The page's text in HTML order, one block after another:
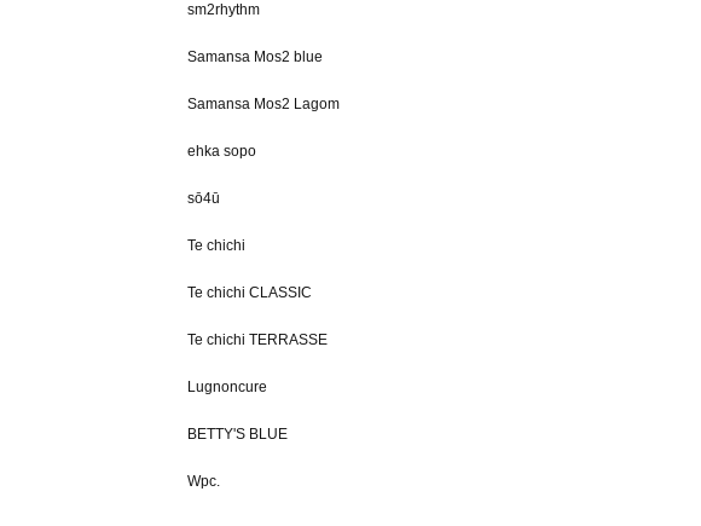
sm2rhythm
Samansa Mos2 blue
Samansa Mos2 Lagom
ehka sopo
sō4ū
Te chichi
Te chichi CLASSIC
Te chichi TERRASSE
Lugnoncure
BETTY'S BLUE
Wpc.